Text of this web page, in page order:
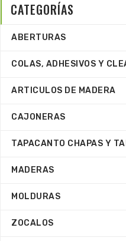
CATEGORÍAS
ABERTURAS
COLAS, ADHESIVOS Y
ARTICULOS DE MADERA
CAJONERAS
TAPACANTO CHAPAS Y
MADERAS
MOLDURAS
ZOCALOS